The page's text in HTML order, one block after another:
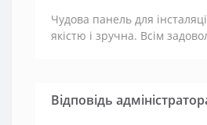
Чудова панель для
якістю і зручна. Всім
Відповідь